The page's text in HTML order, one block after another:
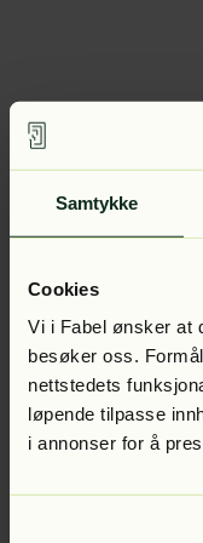
Samtykke
Cookies
Vi i Fabel ønsker at
besøker oss.
nettstedets
løpende tilpasse
i annonser for å